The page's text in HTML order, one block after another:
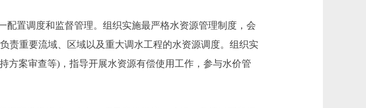
置调度和监督管理。组织实施最严格水资源管理制度，会
责重要流域、区域以及重大调水工程的水资源调度。组织实
方案审查等)，指导开展水资源有偿使用工作，参与水价管